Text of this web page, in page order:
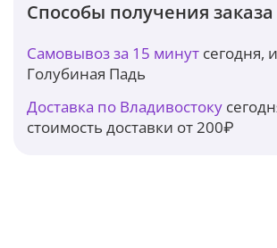
Способы получения заказа
Самовывоз за 15 минут сегодня,
Голубиная Падь
Доставка по Владивостоку
стоимость доставки от 200₽